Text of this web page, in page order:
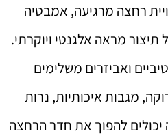
רחצה מרגיעה, אמבטיה
מראה אלגנטי ויוקרתי.
ואביזרים משלימים
מגבות איכותיות, נרות
יכולים להפוך את חדר הרחצה